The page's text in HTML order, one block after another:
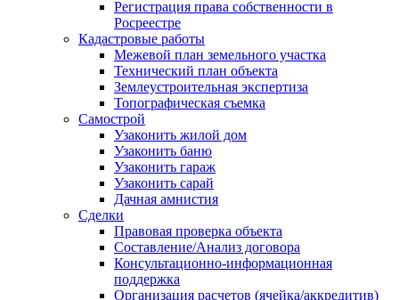
Регистрация права собственности в
Росреестре
Кадастровые работы
Межевой план земельного участка
Технический план объекта
Землеустроительная экспертиза
Топографическая съемка
Самострой
Узаконить жилой дом
Узаконить баню
Узаконить гараж
Узаконить сарай
Дачная амнистия
Сделки
Правовая проверка объекта
Составление/Анализ договора
Консультационно-информационная
поддержка
Организация расчетов (ячейка/аккредитив)